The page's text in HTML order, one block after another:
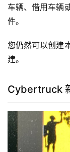
车辆、借用车辆
件。
您仍然可以创建
建。
Cybertruck